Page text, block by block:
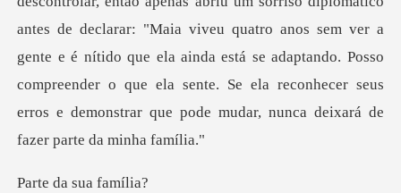
arar: "Maia viveu quatro anos sem ver a
gente e é nítido que ela ainda está se adaptando. Posso
compreender o que e
a sua f